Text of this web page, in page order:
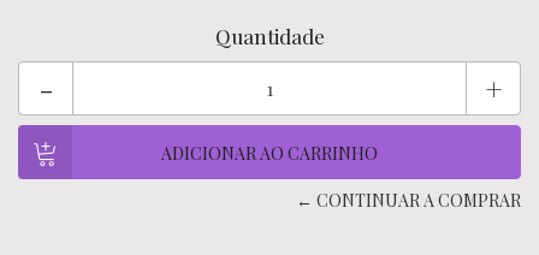
Quantidade
- +
← CONTINUAR A COMPRAR